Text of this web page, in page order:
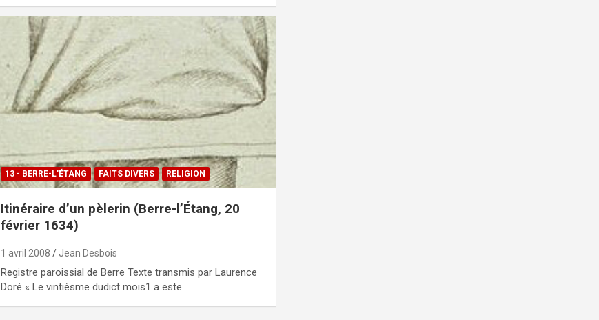
13 - BERRE-L'ÉTANG FAITS DIVERS RELIGION
Itinéraire d’un pèlerin (Berre-l’Étang, 20
février 1634)
1 avril 2008 Jean Desbois
Registre paroissial de Berre Texte transmis par Laurence
Doré « Le vintièsme dudict mois1 a este…